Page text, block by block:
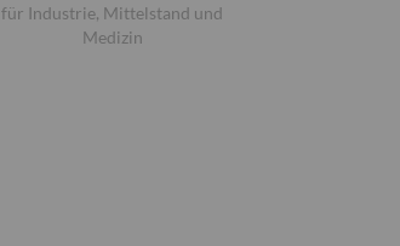
für Industrie, Mittelstand und
Medizin